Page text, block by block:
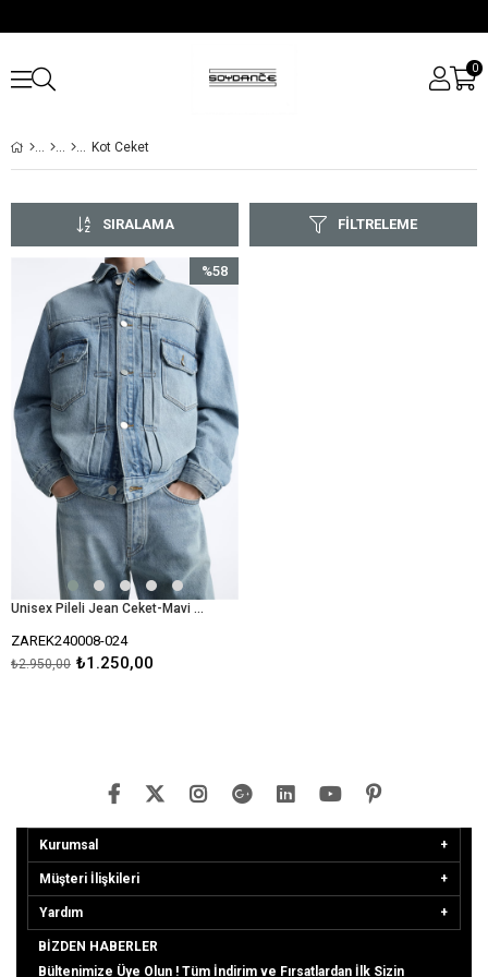
0
Kot Ceket
FILTRELEME
SIRALAMA
Unisex Pileli Jean Ceket-Mavi Açık
ZAREK240008-024
₺1.250,00
₺2.950,00
%58
İndirim
%58İndirim
Kurumsal
Müşteri İlişkileri
Yardım
BIZDEN HABERLER
Bültenimize Üye Olun ! Tüm İndirim ve Fırsatlardan İlk Sizin